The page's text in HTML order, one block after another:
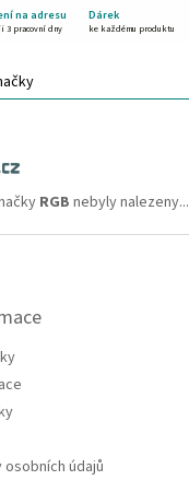
na adresu Dárek
3 pracovní dny ke každému produktu
RGB nebyly nalezeny...
údajů